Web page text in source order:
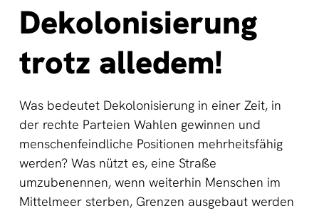
Dekolonisierung
trotz alledem!
Was bedeutet Dekolonisierung in einer Zeit, in
der rechte Parteien Wahlen gewinnen und
menschenfeindliche Positionen mehrheitsfähig
werden? Was nützt es, eine Straße
umzubenennen, wenn weiterhin Menschen im
Mittelmeer sterben, Grenzen ausgebaut werden